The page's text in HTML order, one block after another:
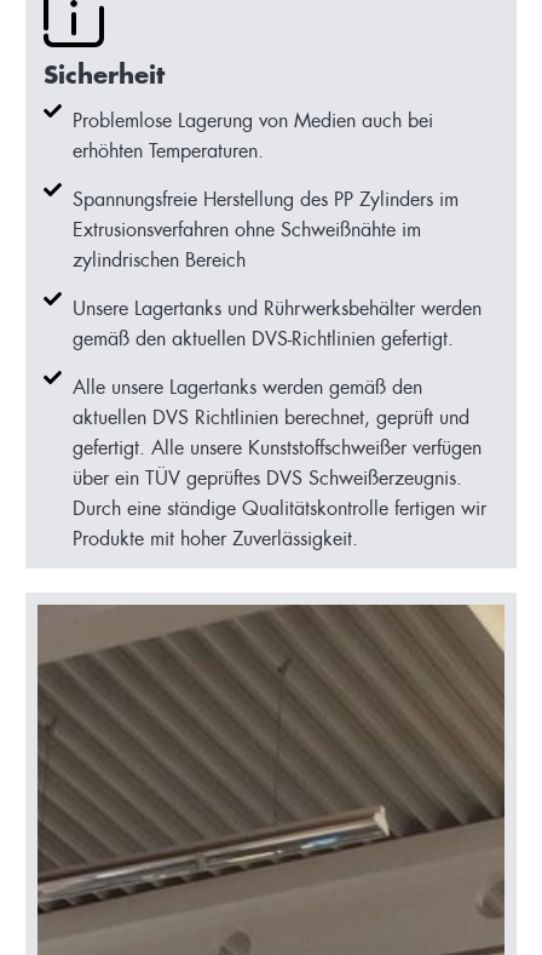
Sicherheit
Problemlose Lagerung von Medien auch bei
erhöhten Temperaturen.
Spannungsfreie Herstellung des PP Zylinders im
Extrusionsverfahren ohne Schweißnähte im
zylindrischen Bereich
Unsere Lagertanks und Rührwerksbehälter werden
gemäß den aktuellen DVS-Richtlinien gefertigt.
Alle unsere Lagertanks werden gemäß den
aktuellen DVS Richtlinien berechnet, geprüft und
gefertigt. Alle unsere Kunststoffschweißer verfügen
über ein TÜV geprüftes DVS Schweißerzeugnis.
Durch eine ständige Qualitätskontrolle fertigen wir
Produkte mit hoher Zuverlässigkeit.